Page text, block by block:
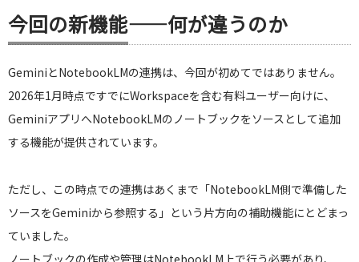
今回の新機能——何が違うのか
GeminiとNotebookLMの連携は、今回が初めてではありません。
2026年1月時点ですでにWorkspaceを含む有料ユーザー向けに、
GeminiアプリへNotebookLMのノートブックをソースとして追加
する機能が提供されています。
ただし、この時点での連携はあくまで「NotebookLM側で準備した
ソースをGeminiから参照する」という片方向の補助機能にとどまっ
ていました。
ノートブックの作成や管理はNotebookLM上で行う必要があり、